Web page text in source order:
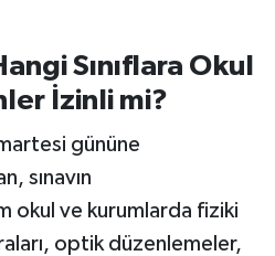
Sınıflara Okul
İzinli mi?
gününe
sınavın
okul ve kurumlarda fiziki
optik düzenlemeler,